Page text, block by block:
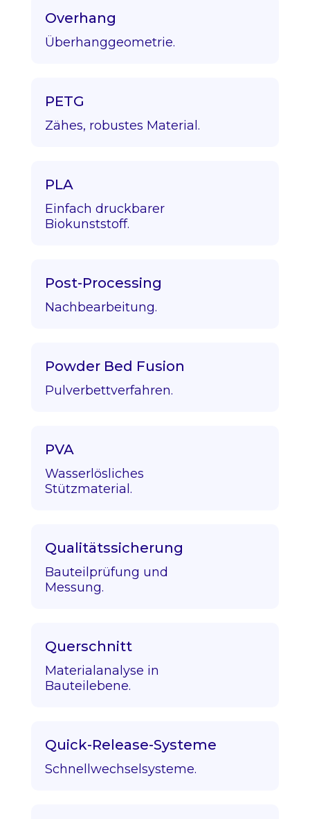
Overhang
Überhanggeometrie.
PETG
Zähes, robustes Material.
PLA
Einfach druckbarer
Biokunststoff.
Post-Processing
Nachbearbeitung.
Powder Bed Fusion
Pulverbettverfahren.
PVA
Wasserlösliches
Stützmaterial.
Qualitätssicherung
Bauteilprüfung und
Messung.
Querschnitt
Materialanalyse in
Bauteilebene.
Quick-Release-Systeme
Schnellwechselsysteme.